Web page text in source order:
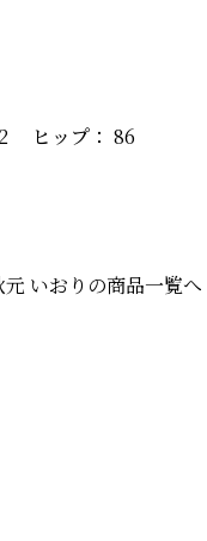
ヒップ： 86
元 いおりの商品一覧へ